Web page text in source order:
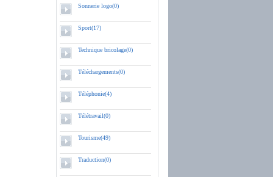
Sonnerie logo(0)
Sport(17)
Technique bricolage(0)
Téléchargements(0)
Téléphonie(4)
Télétravail(0)
Tourisme(49)
Traduction(0)